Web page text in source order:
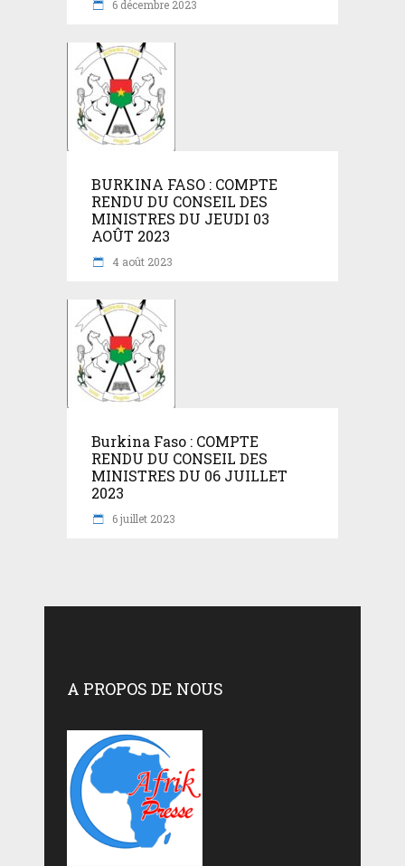
6 décembre 2023
BURKINA FASO : COMPTE
RENDU DU CONSEIL DES
MINISTRES DU JEUDI 03
AOÛT 2023
4 août 2023
Burkina Faso : COMPTE
RENDU DU CONSEIL DES
MINISTRES DU 06 JUILLET
2023
6 juillet 2023
A PROPOS DE NOUS